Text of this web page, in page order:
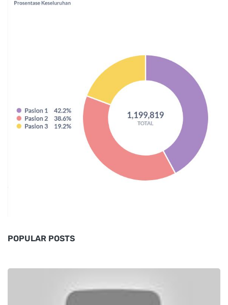
POPULAR POSTS